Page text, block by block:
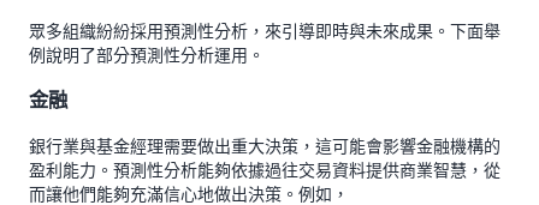
眾多組織紛紛採用預測性分析，來引導即時與未來成果。下面舉
例說明了部分預測性分析運用。
金融
銀行業與基金經理需要做出重大決策，這可能會影響金融機構的
盈利能力。預測性分析能夠依據過往交易資料提供商業智慧，從
而讓他們能夠充滿信心地做出決策。例如，